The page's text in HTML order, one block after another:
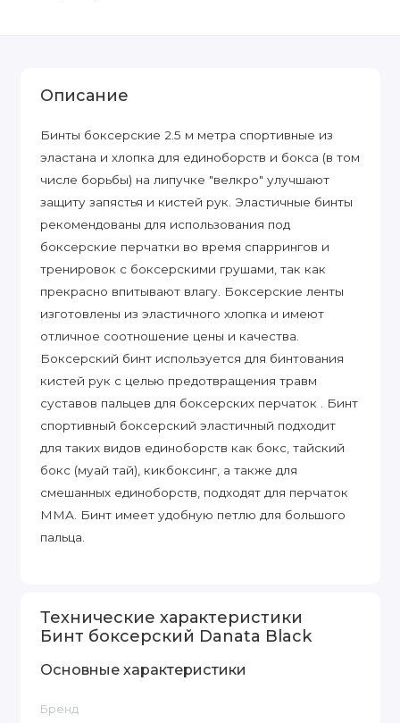
Описание
Бинты боксерские 2.5 м метра спортивные из
эластана и хлопка для единоборств и бокса (в том
числе борьбы) на липучке "велкро" улучшают
защиту запястья и кистей рук. Эластичные бинты
рекомендованы для использования под
боксерские перчатки во время спаррингов и
тренировок с боксерскими грушами, так как
прекрасно впитывают влагу. Боксерские ленты
изготовлены из эластичного хлопка и имеют
отличное соотношение цены и качества.
Боксерский бинт используется для бинтования
кистей рук с целью предотвращения травм
суставов пальцев для боксерских перчаток . Бинт
спортивный боксерский эластичный подходит
для таких видов единоборств как бокс, тайский
бокс (муай тай), кикбоксинг, а также для
смешанных единоборств, подходят для перчаток
ММА. Бинт имеет удобную петлю для большого
пальца.
Технические характеристики
Бинт боксерский Danata Black
Основные характеристики
Бренд